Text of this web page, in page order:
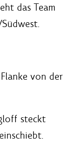
das Team
von der
steckt